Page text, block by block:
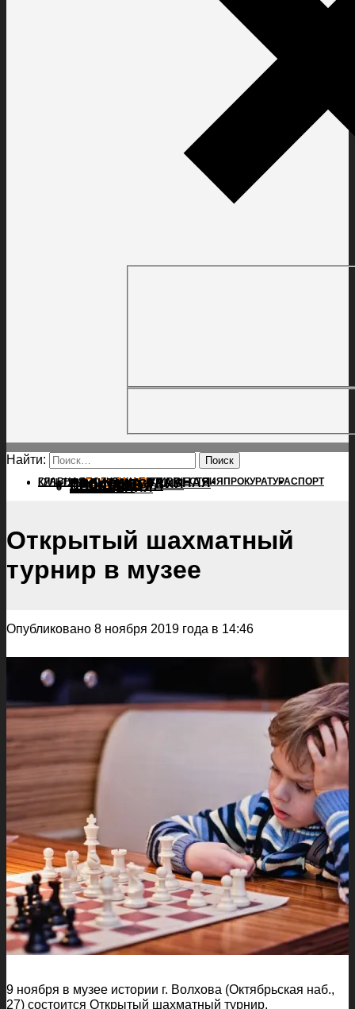
Найти:
ГЛАВНАЯПОЛИТИКАПРОИСШЕСТВИЯ ПРОКУРАТУРАСПОРТ
КУЛЬТУРАПОСЕЛЕНИЯГЛАВНАЯ
ПОЛИТИКА
ПРОИСШЕСТВИЯ
ПРОКУРАТУРА
СПОРТ
КУЛЬТУРА
ПОСЕЛЕНИЯ
Открытый шахматный
турнир в музее
Опубликовано 8 ноября 2019 года в 14:46
9 ноября в музее истории г. Волхова (Октябрьская наб.,
27) состоится Открытый шахматный турнир,